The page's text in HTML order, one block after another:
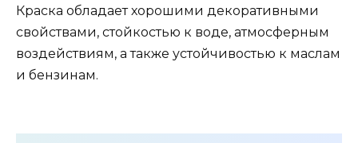
Краска обладает хорошими декоративными
свойствами, стойкостью к воде, атмосферным
воздействиям, а также устойчивостью к маслам
и бензинам.